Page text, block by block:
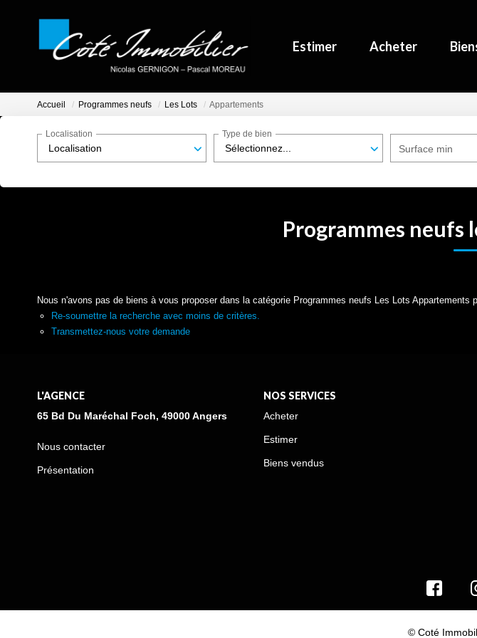
Estimer Acheter
Accueil Programmes neufs Les Lots Appartements
Localisation
Localisation
Sélectionnez...
Type de bien
Surface min
Programmes neufs
Nous n'avons pas de biens à vous proposer dans la catégorie Programmes neufs Les Lots
Re-soumettre la recherche avec moins de critères.
Transmettez-nous votre demande
L'AGENCE
65 Bd Du Maréchal Foch, 49000 Angers
Nous contacter
Présentation
NOS SERVICES
Acheter
Estimer
Biens vendus
© Coté